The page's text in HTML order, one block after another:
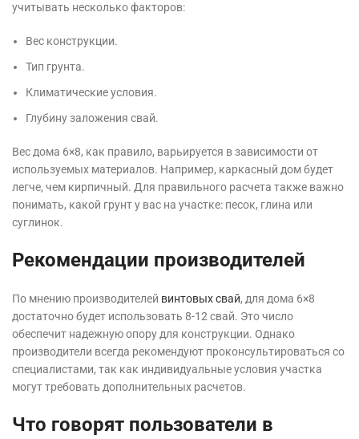
учитывать несколько факторов:
Вес конструкции.
Тип грунта.
Климатические условия.
Глубину заложения свай.
Вес дома 6×8, как правило, варьируется в зависимости от
используемых материалов. Например, каркасный дом будет
легче, чем кирпичный. Для правильного расчета также важно
понимать, какой грунт у вас на участке: песок, глина или
суглинок.
Рекомендации производителей
По мнению производителей винтовых свай, для дома 6×8
достаточно будет использовать 8-12 свай. Это число
обеспечит надежную опору для конструкции. Однако
производители всегда рекомендуют проконсультироваться со
специалистами, так как индивидуальные условия участка
могут требовать дополнительных расчетов.
Что говорят пользователи в